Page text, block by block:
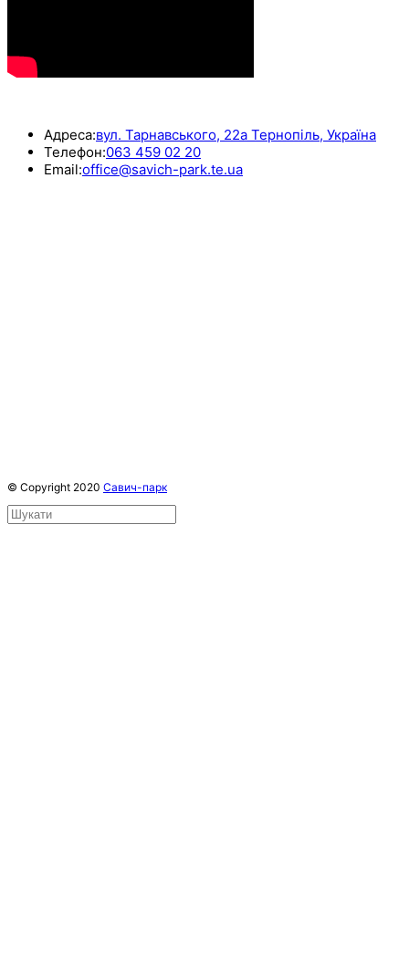
Адреса:вул. Тарнавського, 22а Тернопіль, Україна
Телефон:063 459 02 20
Email:office@savich-park.te.ua
© Copyright 2020 Савич-парк